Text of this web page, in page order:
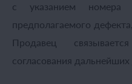
с указанием номера
предполагаемого
Продавец
согласования дальнейших